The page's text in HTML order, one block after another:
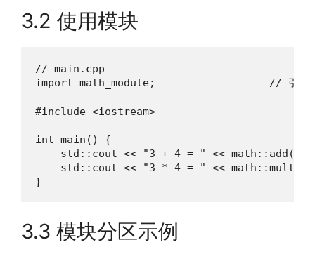
3.2 使用模块
// main.cpp
import math_module;                  // 引入
#include <iostream>
int main() {
std::cout << "3 + 4 = " << math::add(3,
std::cout << "3 * 4 = " <<
}
3.3 模块分区示例